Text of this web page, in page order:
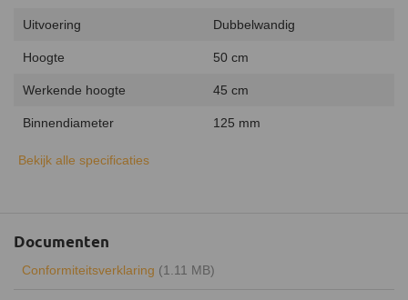
Uitvoering Dubbelwandig
Hoogte 50 cm
Werkende hoogte 45 cm
Binnendiameter 125 mm
Buitendiameter
Bekijk alle specificaties
Documenten
Conformiteitsverklaring (1.11 MB)